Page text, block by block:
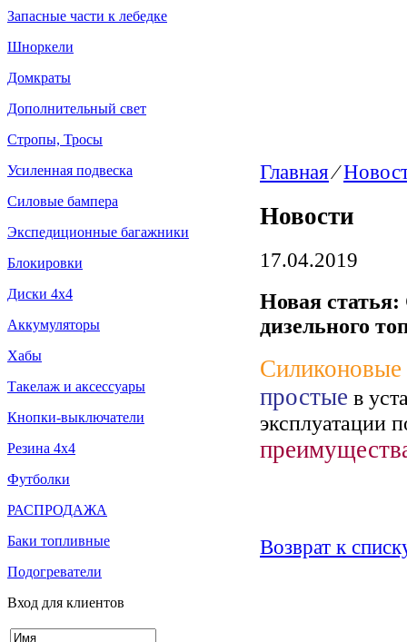
Запасные части к лебедке
Шноркели
Домкраты
Дополнительный свет
Стропы, Тросы
Усиленная подвеска
Силовые бампера
Экспедиционные багажники
Блокировки
Диски 4х4
Аккумуляторы
Хабы
Такелаж и аксессуары
Кнопки-выключатели
Резина 4х4
Футболки
РАСПРОДАЖА
Баки топливные
Подогреватели
Вход для клиентов
Главная⁄
Новости
17.04.2019
Новая
дизельного
Силиконовые
простые в
эксплуатации
Возврат к